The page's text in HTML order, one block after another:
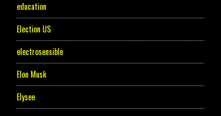
education
Election US
electrosensible
Elon Musk
Elysee